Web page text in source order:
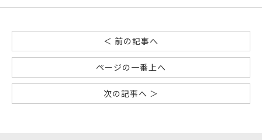
＜ 前の記事へ
ページの一番上へ
次の記事へ ＞